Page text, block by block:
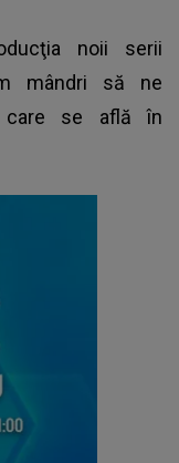
noii serii
mândri să ne
care se află în